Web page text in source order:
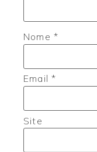
Nome *
Email*
Site